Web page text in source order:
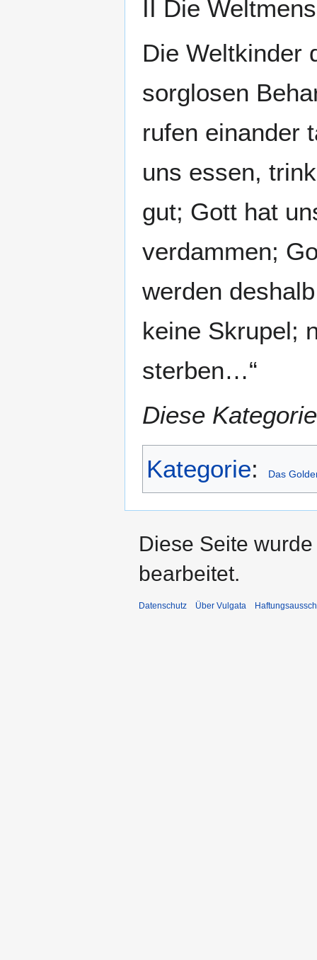
II Die
Die Weltkinder
sorglosen
rufen einander
uns essen,
gut; Gott hat
verdammen;
werden
keine Skrupel;
sterben…“
Diese
Kategorie: Das
Diese Seite
bearbeitet.
Datenschutz Über Vulgata